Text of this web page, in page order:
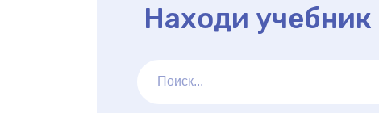
Находи